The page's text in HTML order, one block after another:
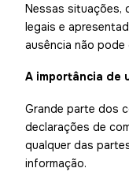
Nessas situações,
legais e
ausência não pode
A importância de
Grande parte dos
declarações de
qualquer das
informação.